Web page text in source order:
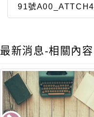
91號A00_ATTCH4
最新消息-相關內容